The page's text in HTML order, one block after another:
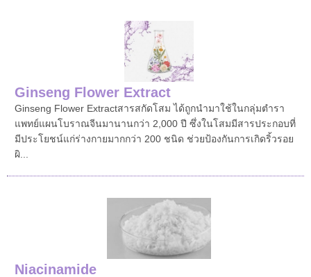
Ginseng Flower Extract
Ginseng Flower Extractสารสกัดโสม ได้ถูกนำมาใช้ในกลุ่มตำรา
แพทย์แผนโบราณจีนมานานกว่า 2,000 ปี ซึ่งในโสมมีสารประกอบที่
มีประโยชน์แก่ร่างกายมากกว่า 200 ชนิด ช่วยป้องกันการเกิดริ้วรอย
ผิ...
Niacinamide